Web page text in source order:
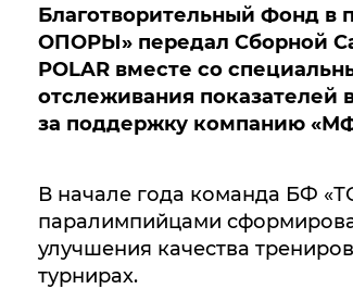
Благотворительный Фонд в
ОПОРЫ» передал Сборной
POLAR вместе со
отслеживания показателей
за поддержку компанию
В начале года команда БФ
паралимпийцами
улучшения качества
турнирах.